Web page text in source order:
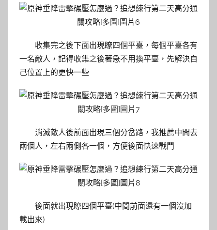
收集完之後下面出現瞭四個平臺，每個平臺各有
一名敵人，記得收集之後著急不用換平臺，先解決自
己位置上的更快一些
消滅敵人後前面出現三個分岔路，我推薦中間去
兩個人，左右兩側各一個，方便後面快速戰鬥
後面就出現瞭四個平臺(中間前面還有一個沒加
載出來)